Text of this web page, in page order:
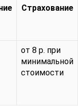
Страхование
от 8 р. при
минимальной
стоимости